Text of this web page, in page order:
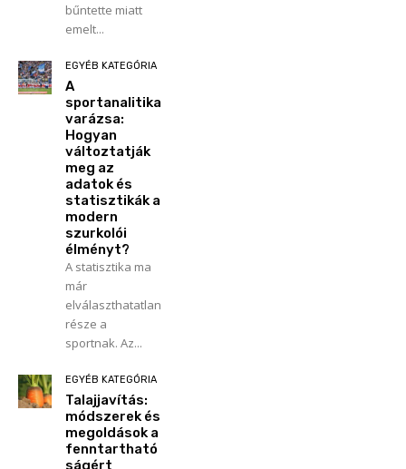
bűntette miatt
emelt...
EGYÉB KATEGÓRIA
A
sportanalitika
varázsa:
Hogyan
változtatják
meg az
adatok és
statisztikák a
modern
szurkolói
élményt?
A statisztika ma
már
elválaszthatatlan
része a
sportnak. Az...
EGYÉB KATEGÓRIA
Talajjavítás:
módszerek és
megoldások a
fenntartható
ságért